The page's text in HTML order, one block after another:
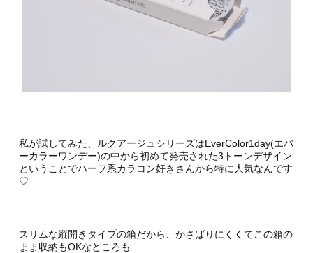
私が試してみた、ルクアージュシリーズはEverColor1day(エバ
ーカラーワンデー)の中から初めて発売された3トーンデザイン
ということでハーフ系カラコン好きさんから特に人気なんです
♡
スリムな縦開きタイプの箱だから、かさばりにくくてこの箱の
まま収納もOKなところも